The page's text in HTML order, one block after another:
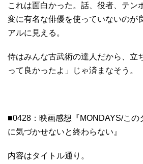
これは面白かった。話、役者、テン
変に有名な俳優を使っていないのが
アルに見える。
侍はみんな古武術の達人だから、立
って良かったよ」じゃ済まなそう。
■0428：映画感想『MONDAYS/この
に気づかせないと終わらない』
内容はタイトル通り。